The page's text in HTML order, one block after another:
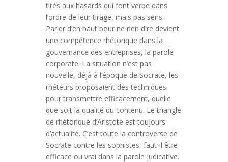
tirés aux hasards qui font verbe dans
l’ordre de leur tirage, mais pas sens.
Parler d’en haut pour ne rien dire devient
une compétence rhétorique dans la
gouvernance des entreprises, la parole
corporate. La situation n’est pas
nouvelle, déjà à l’époque de Socrate, les
rhéteurs proposaient des techniques
pour transmettre efficacement, quelle
que soit la qualité du contenu. Le triangle
de rhétorique d’Aristote est toujours
d’actualité. C’est toute la controverse de
Socrate contre les sophistes, faut-il être
efficace ou vrai dans la parole judicative.